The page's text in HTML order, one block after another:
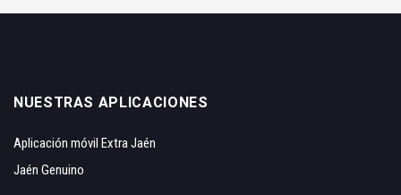
NUESTRAS APLICACIONES
Aplicación móvil Extra Jaén
Jaén Genuino